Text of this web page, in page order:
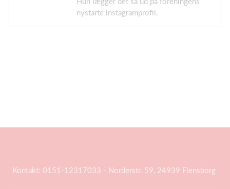
nystarte instagramprofil.
Kontakt: 0151-12317033 - Norderstr. 59, 24939 Flensborg